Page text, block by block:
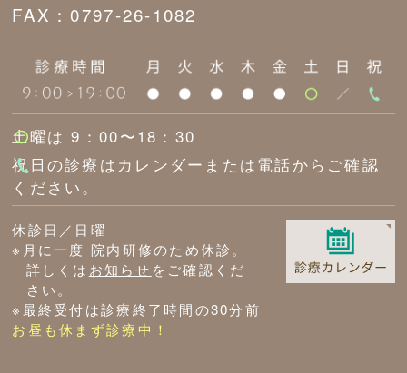
FAX：0797-26-1082
土曜は 9：00〜18：30
祝日の診療は カレンダー または電話からご確認
ください。
休診日／日曜
※月に一度 院内研修のため休診。
詳しくは お知らせ をご確認くだ
さい。
※最終受付は診療終了時間の30分前
お昼も休まず診療中！